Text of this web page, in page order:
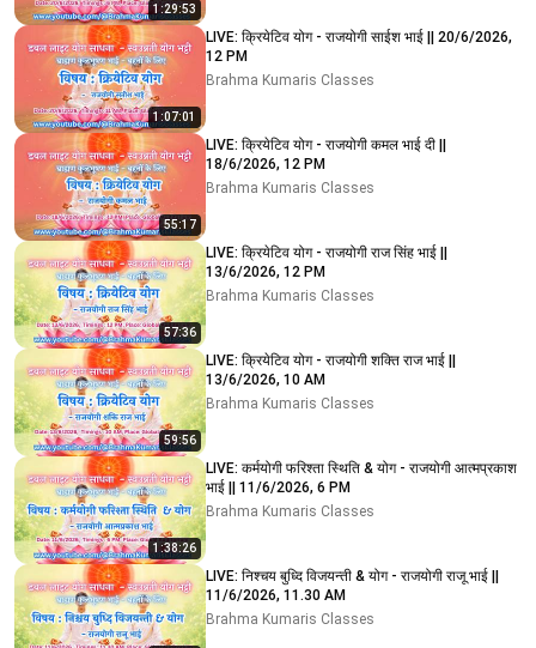
1:29:53
1:07:01
LIVE: क्रियेटिव योग - राजयोगी साईश भाई || 20/6/2026,
12 PM
Brahma Kumaris Classes
55:17
LIVE: क्रियेटिव योग - राजयोगी कमल भाई दी ||
18/6/2026, 12 PM
Brahma Kumaris Classes
57:36
LIVE: क्रियेटिव योग - राजयोगी राज सिंह भाई ||
13/6/2026, 12 PM
Brahma Kumaris Classes
59:56
LIVE: क्रियेटिव योग - राजयोगी शक्ति राज भाई ||
13/6/2026, 10 AM
Brahma Kumaris Classes
1:38:26
LIVE: कर्मयोगी फरिश्ता स्थिति & योग - राजयोगी आत्मप्रकाश
भाई || 11/6/2026, 6 PM
Brahma Kumaris Classes
LIVE: निश्चय बुध्दि विजयन्ती & योग - राजयोगी राजू भाई ||
11/6/2026, 11.30 AM
Brahma Kumaris Classes